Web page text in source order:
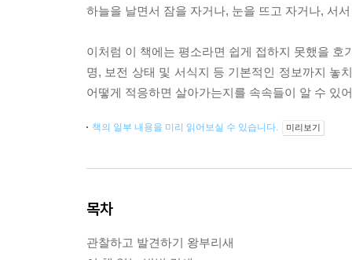
하늘을 날면서 잠을 자거나, 눈을 뜨고 자거나, 서
이처럼 이 책에는 평소라면 쉽게 접하지 못했을
명, 보전 상태 및 서식지 등 기본적인 정보까지 놓
어떻게 적응하면 살아가는지를 속속들이 알 수 있
책의 일부 내용을 미리 읽어보실 수 있습니다. 미리보기
목차
관찰하고 발견하기 왕부리새